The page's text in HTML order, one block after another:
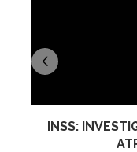
INSS: